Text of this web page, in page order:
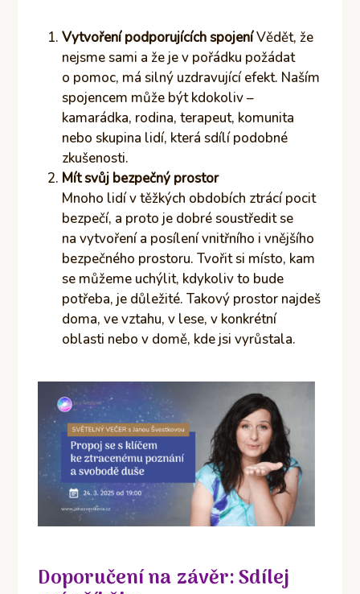
Vytvoření podporujících spojeníVědět, že
nejsme sami a že je v pořádku požádat
o pomoc, má silný uzdravující efekt. Naším
spojencem může být kdokoliv –
kamarádka, rodina, terapeut, komunita
nebo skupina lidí, která sdílí podobné
zkušenosti.
Mít svůj bezpečný prostor
Mnoho lidí v těžkých obdobích ztrácí pocit
bezpečí, a proto je dobré soustředit se
na vytvoření a posílení vnitřního i vnějšího
bezpečného prostoru. Tvořit si místo, kam
se můžeme uchýlit, kdykoliv to bude
potřeba, je důležité. Takový prostor najdeš
doma, ve vztahu, v lese, v konkrétní
oblasti nebo v domě, kde jsi vyrůstala.
Doporučení na závěr: Sdílej